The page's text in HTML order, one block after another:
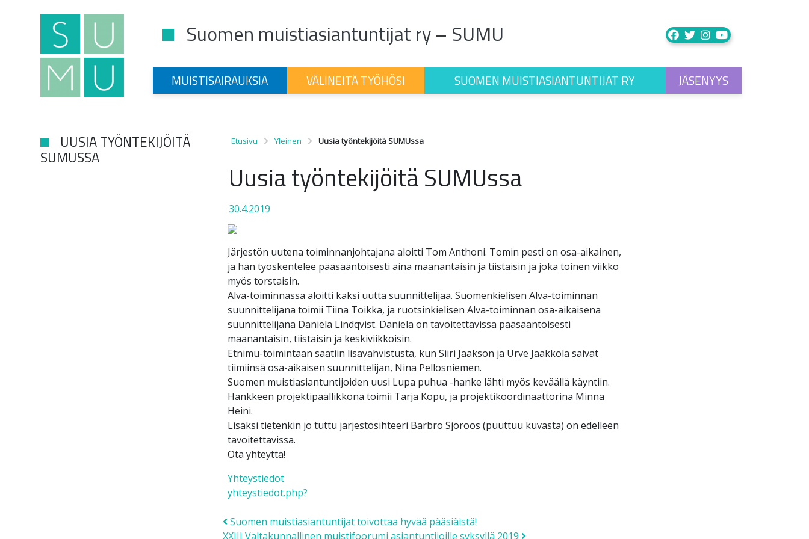
Main Navigation
Suomen muistiasiantuntijat ry – SUMU
MUISTISAIRAUKSIA VÄLINEITÄ TYÖHÖSI SUOMEN MUISTIASIANTUNTIJAT RY JÄSENYYS
UUSIA TYÖNTEKIJÖITÄ
SUMUSSA
Etusivu Yleinen Uusia työntekijöitä SUMUssa
Uusia työntekijöitä SUMUssa
30.4.2019
Järjestön uutena toiminnanjohtajana aloitti Tom Anthoni. Tomin pesti on osa-aikainen,
ja hän työskentelee pääsääntöisesti aina maanantaisin ja tiistaisin ja joka toinen viikko
myös torstaisin.
Alva-toiminnassa aloitti kaksi uutta suunnittelijaa. Suomenkielisen Alva-toiminnan
suunnittelijana toimii Tiina Toikka, ja ruotsinkielisen Alva-toiminnan osa-aikaisena
suunnittelijana Daniela Lindqvist. Daniela on tavoitettavissa pääsääntöisesti
maanantaisin, tiistaisin ja keskiviikkoisin.
Etnimu-toimintaan saatiin lisävahvistusta, kun Siiri Jaakson ja Urve Jaakkola saivat
tiimiinsä osa-aikaisen suunnittelijan, Nina Pellosniemen.
Suomen muistiasiantuntijoiden uusi Lupa puhua -hanke lähti myös keväällä käyntiin.
Hankkeen projektipäällikkönä toimii Tarja Kopu, ja projektikoordinaattorina Minna
Heini.
Lisäksi tietenkin jo tuttu järjestösihteeri Barbro Sjöroos (puuttuu kuvasta) on edelleen
tavoitettavissa.
Ota yhteyttä!
Yhteystiedot
yhteystiedot.php?
Post navigation
Suomen muistiasiantuntijat toivottaa hyvää pääsiäistä!
XXIII Valtakunnallinen muistifoorumi asiantuntijoille syksyllä 2019